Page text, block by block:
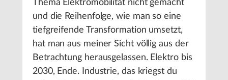
Thema Elektromobilität nicht gemacht
und die Reihenfolge, wie man so eine
tiefgreifende Transformation umsetzt,
hat man aus meiner Sicht völlig aus der
Betrachtung herausgelassen. Elektro bis
2030, Ende. Industrie, das kriegst du